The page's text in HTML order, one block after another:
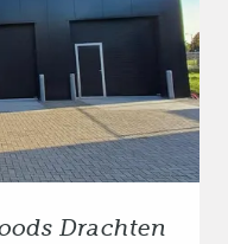
Drachten